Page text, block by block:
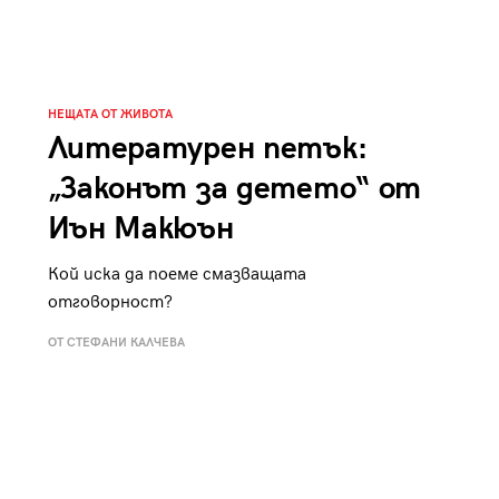
НЕЩАТА ОТ ЖИВОТА
Литературен петък:
„Законът за детето“ от
Иън Макюън
Кой иска да поеме смазващата
отговорност?
ОТ СТЕФАНИ КАЛЧЕВА
29/29